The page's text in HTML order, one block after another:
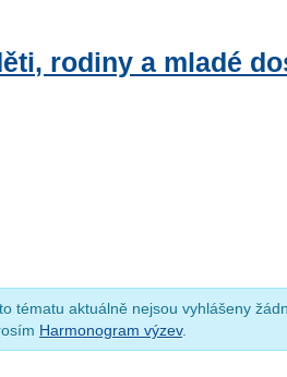
rodiny a mladé
tématu aktuálně nejsou vyhlášeny
Harmonogram výzev.